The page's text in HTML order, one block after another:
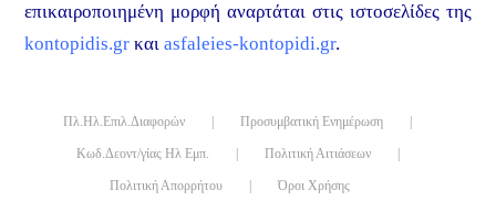
επικαιροποιημένη μορφή αναρτάται στις ιστοσελίδες της
kontopidis.gr καιasfaleies-kontopidi.gr.
Πλ.Ηλ.Επιλ.Διαφορών |Προσυμβατική Ενημέρωση
Κωδ.Δεοντ/γίας Ηλ Εμπ. Πολιτική Αιτιάσεων|
Πολιτική Απορρήτου|Όροι Χρήσης